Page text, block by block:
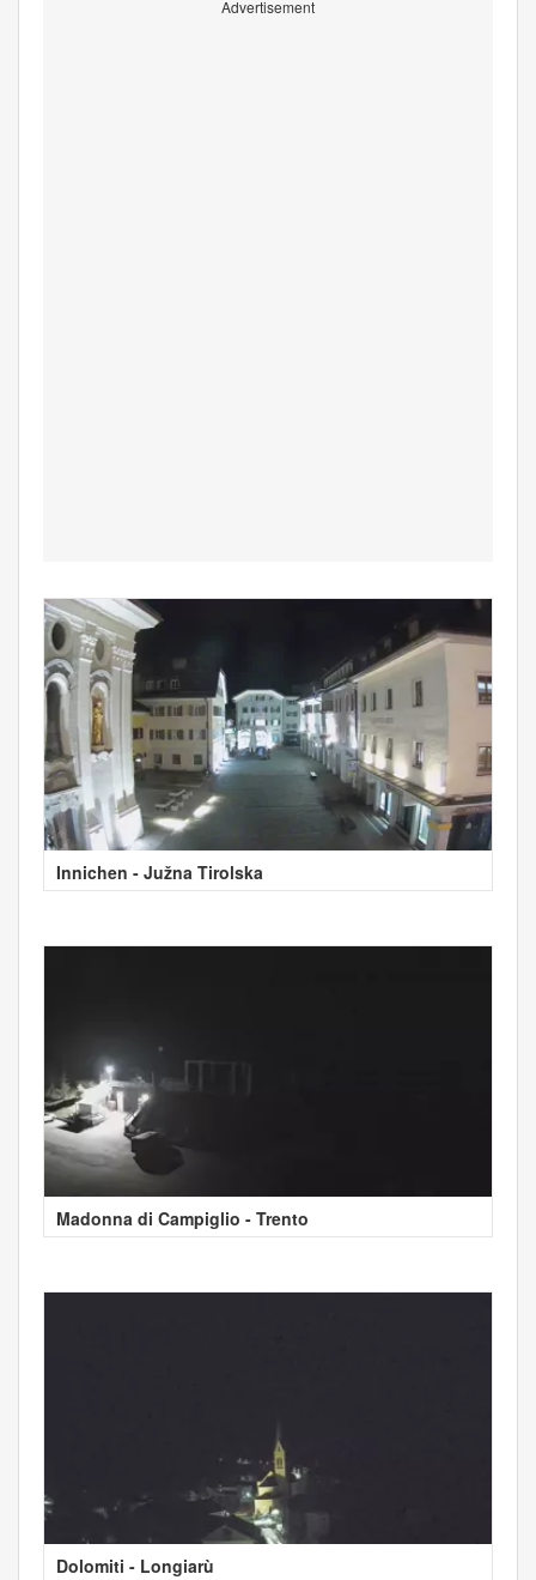
Advertisement
Innichen - Južna Tirolska
Madonna di Campiglio - Trento
Dolomiti - Longiarù